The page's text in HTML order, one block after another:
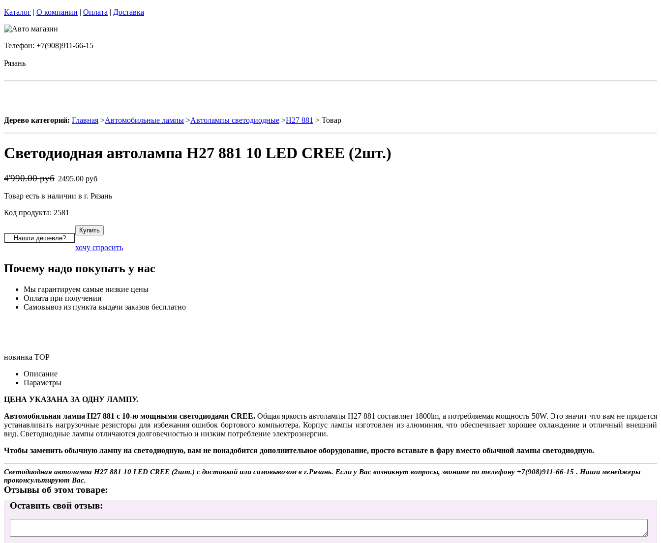
Каталог | О компании | Оплата | Доставка
Телефон: +7(908)911-66-15
Рязань
Дерево категорий: Главная >Автомобильные лампы >Автолампы светодиодные >H27 881 > Товар
Светодиодная автолампа H27 881 10 LED CREE (2шт.)
4'990.00 руб 2495.00 руб
Товар есть в наличии в г. Рязань
Код продукта: 2581
хочу спросить
Почему надо покупать у нас
Мы гарантируем самые низкие цены
Оплата при получении
Самовывоз из пункта выдачи заказов бесплатно
новинка TOP
Описание
Параметры
ЦЕНА УКАЗАНА ЗА ОДНУ ЛАМПУ.
Автомобильная лампа H27 881 с 10-ю мощными светодиодами CREE.Общая яркость автолампы H27 881 составляет 1800lm, а потребляемая мощность 50W. Это значит что вам не придется
устанавливать нагрузочные резисторы для избежания ошибок бортового компьютера. Корпус лампы изготовлен из алюминия, что обеспечивает хорошее охлаждение и отличный внешний
вид. Светодиодные лампы отличаются долговечностью и низким потребление электроэнергии.
Чтобы заменить обычную лампу на светодиодную, вам не понадобится дополнительное оборудование, просто вставьте в фару вместо обычной лампы светодиодную.
Светодиодная автолампа H27 881 10 LED CREE (2шт.) с доставкой или самовывозом в г.Рязань. Если у Вас возникнут вопросы, звоните по телефону +7(908)911-66-15 . Наши менеджеры
проконсультируют Вас.
Отзывы об этом товаре:
Оставить свой отзыв: